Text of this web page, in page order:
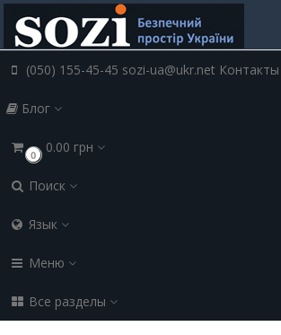
(050) 155-45-45 sozi-ua@ukr.net Контакты
Блог
0 0.00 грн
Поиск
Язык
Меню
Все разделы